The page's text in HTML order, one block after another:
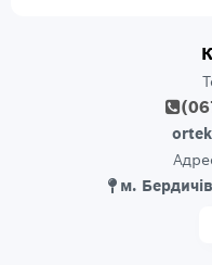
м.